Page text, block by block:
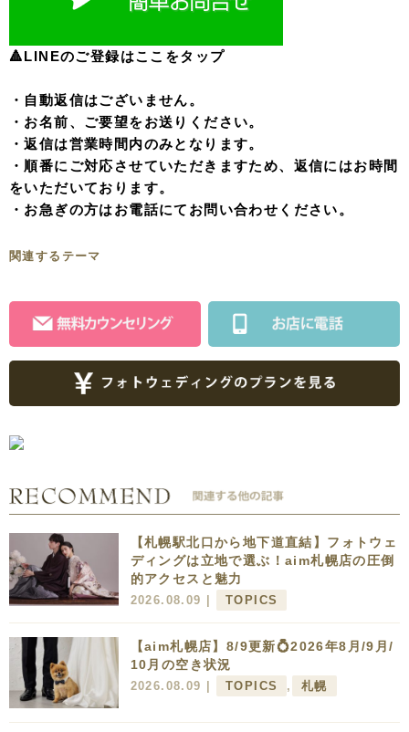
🔺LINEのご登録はここをタップ
・自動返信はございません。
・お名前、ご要望をお送りください。
・返信は営業時間内のみとなります。
・順番にご対応させていただきますため、返信にはお時間
をいただいております。
・お急ぎの方はお電話にてお問い合わせください。
関連するテーマ
【札幌駅北口から地下道直結】フォトウェ
ディングは立地で選ぶ！aim札幌店の圧倒
的アクセスと魅力
2026.08.09 | TOPICS
【aim札幌店】8/9更新💍2026年8月/9月/
10月の空き状況
2026.08.09 | TOPICS , 札幌